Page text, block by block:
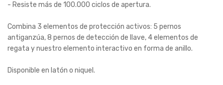
- Resiste más de 100.000 ciclos de apertura.
Combina 3 elementos de protección activos: 5 pernos
antiganzúa, 8 pernos de detección de llave, 4 elementos de
regata y nuestro elemento interactivo en forma de anillo.
Disponible en latón o niquel.